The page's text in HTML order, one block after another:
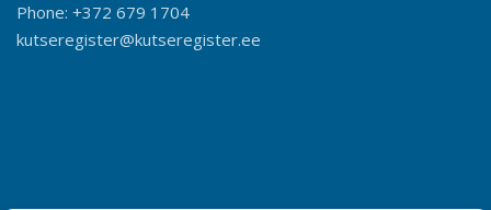
Phone: +372 679 1704
kutseregister@kutseregister.ee